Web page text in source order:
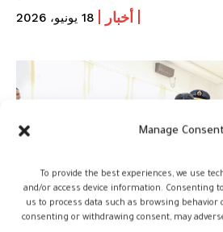
Manage Consent
To provide the best experiences, we use
and/or access device information. Consenting
us to process data such as browsing
consenting or withdrawing consent, may
أخبار 18 يونيو، 2026